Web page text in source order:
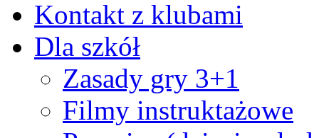
Kontakt z klubami
Dla szkół
Zasady gry 3+1
Filmy instruktażowe